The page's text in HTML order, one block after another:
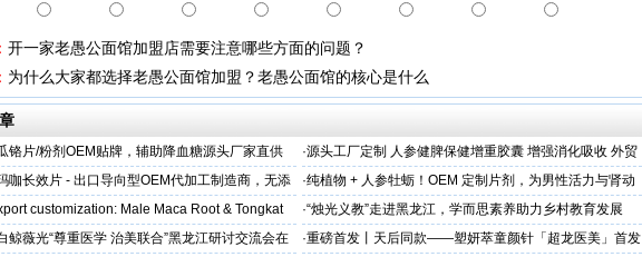
开一家老愚公面馆加盟店需要注意哪些方面的问题？
为什么大家都选择老愚公面馆加盟？老愚公面馆的核心是什么
铬片/粉剂OEM贴牌，辅助降血糖源头厂家直供 ·源头工厂定制 人参健脾保健增重胶囊 增强消化吸收 外贸
出口优选
咖长效片 - 出口导向型OEM代加工制造商，无添
·纯植物 + 人参牡蛎！OEM 定制片剂，为男性活力与肾动
力保驾护航
customization: Male Maca Root & Tongkat ·“烛光义教”走进黑龙江，学而思素养助力乡村教育发展
鲸薇光“尊重医学 治美联合”黑龙江研讨交流会在
·重磅首发丨天后同款——塑妍萃童颜针「超龙医美」首发